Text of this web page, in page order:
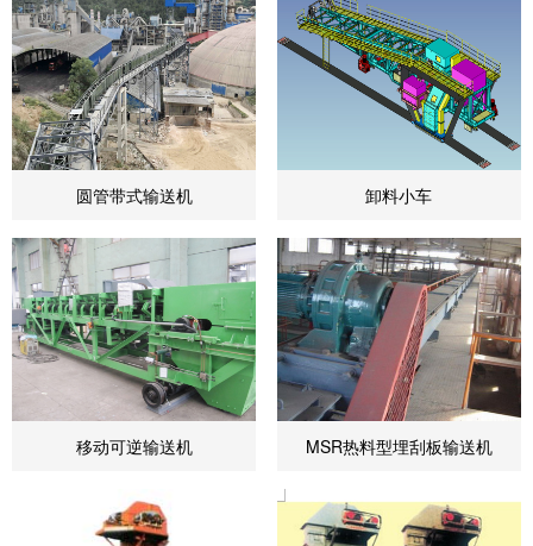
圆管带式输送机 卸料小车
移动可逆输送机 MSR热料型埋刮板输送机